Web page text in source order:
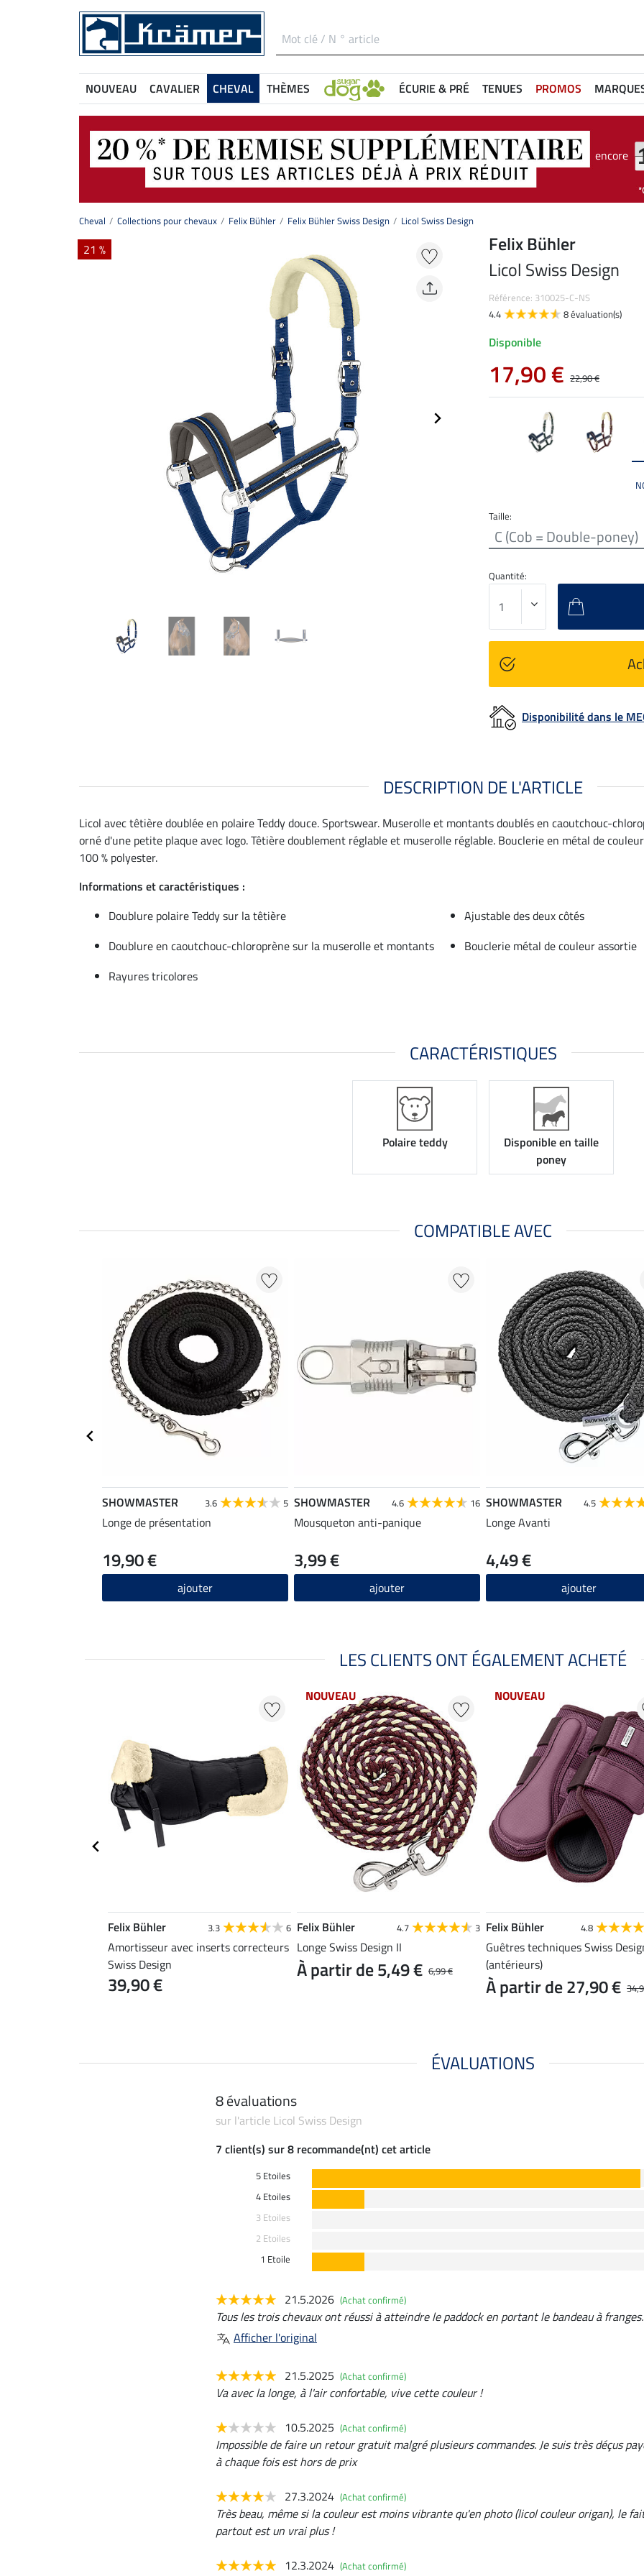
NOUVEAU CAVALIER CHEVAL THÈMES ÉCURIE & PRÉ TENUES PROMOS
encore
Cheval Collections pour chevaux Felix Bühler Felix Bühler Swiss Design Licol Swiss Design
21 %
Taille:
C (Cob = Double-poney)
Felix Bühler
Licol Swiss Design
Référence: 310025-C-NS
4.4
8 évaluation(s)
Disponible
17,90 € 22,90 €
Quantité:
Disponibilité dans le
DESCRIPTION DE L'ARTICLE
Licol avec têtière doublée en polaire Teddy douce. Sportswear. Muserolle et montants doublés en caoutchouc-
orné d'une petite plaque avec logo. Têtière doublement réglable et muserolle réglable. Bouclerie en métal de
100 % polyester.
Informations et caractéristiques :
Doublure polaire Teddy sur la têtière
Ajustable des deux côtés
Doublure en caoutchouc-chloroprène sur la muserolle et montants
Bouclerie métal de couleur assortie
Rayures tricolores
CARACTÉRISTIQUES
Polaire teddy
Disponible en taille
poney
COMPATIBLE AVEC
SHOWMASTER 3.6 5
Longe de présentation
19,90 €
ajouter
SHOWMASTER 4.6 16
Mousqueton anti-panique
3,99 €
ajouter
SHOWMASTER 4.5
Longe Avanti
4,49 €
ajouter
LES CLIENTS ONT ÉGALEMENT ACHETÉ
Felix Bühler 3.3 6
Amortisseur avec inserts correcteurs
Swiss Design
39,90 €
NOUVEAU
Felix Bühler 4.7 3
Longe Swiss Design II
6,99 €
À partir de 5,49 €
NOUVEAU
Felix Bühler 4.8
Guêtres techniques Swiss
(antérieurs)
À partir de 27,90 €
ÉVALUATIONS
8 évaluations
sur l'article Licol Swiss Design
7 client(s) sur 8 recommande(nt) cet article
5 Etoiles
4 Etoiles
3 Etoiles
2 Etoiles
1 Etoile
21.5.2026 (Achat confirmé)
Tous les trois chevaux ont réussi à atteindre le paddock en portant le bandeau à
Afficher l'original
21.5.2025 (Achat confirmé)
Va avec la longe, à l'air confortable, vive cette couleur !
10.5.2025 (Achat confirmé)
Impossible de faire un retour gratuit malgré plusieurs commandes. Je suis très déçus
à chaque fois est hors de prix
27.3.2024 (Achat confirmé)
Très beau, même si la couleur est moins vibrante qu'en photo (licol couleur origan), le
partout est un vrai plus !
12.3.2024 (Achat confirmé)